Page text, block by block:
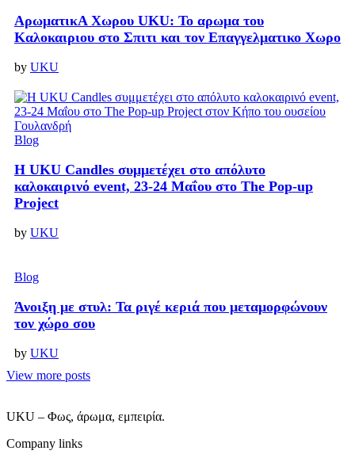
ΑρωματικΑ Χωρου UKU: Το αρωμα του
Καλοκαιριου στο Σπιτι και τον Επαγγελματικο Χωρο
by UKU
Blog
Η UKU Candles συμμετέχει στο απόλυτο
καλοκαιρινό event, 23-24 Μαΐου στο The Pop-up
Project
by UKU
Blog
Άνοιξη με στυλ: Τα ριγέ κεριά που μεταμορφώνουν
τον χώρο σου
by UKU
View more posts
UKU – Φως, άρωμα, εμπειρία.
Company links